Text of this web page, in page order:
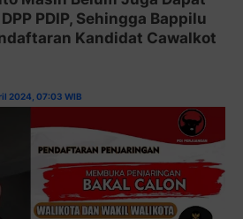
PDIP, Sehingga Bappilu
Kandidat Cawalkot
2024, 07:03 WIB